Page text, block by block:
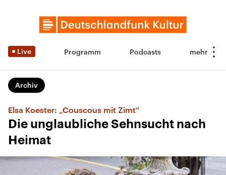
Live Programm Podcasts
Archiv
Elsa Koester: „Couscous mit Zimt“
Die unglaubliche Sehnsucht nach
Heimat